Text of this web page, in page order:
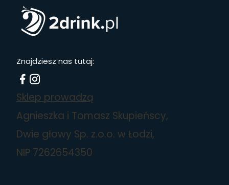
Znajdziesz nas tutaj:
Sklep prowadzą
Agnieszka i Tomasz Skupieńscy,
Dwie głowy Sp. z.o.o. w Łodzi,
NIP 7262654350